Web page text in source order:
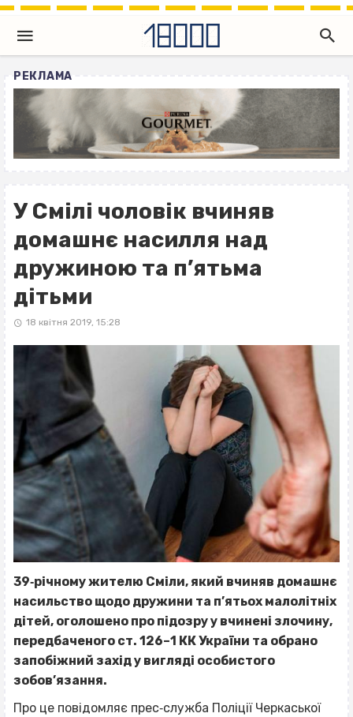
РЕКЛАМА
У Смілі чоловік вчиняв
домашнє насилля над
дружиною та п’ятьма
дітьми
18 квітня 2019, 15:28
39‐річному жителю Сміли, який вчиняв домашнє
насильство щодо дружини та п’ятьох малолітніх
дітей, оголошено про підозру у вчинені злочину,
передбаченого ст. 126–1 КК України та обрано
запобіжний захід у вигляді особистого
зобов’язання.
Про це повідомляє прес‐служба Поліції Черкаської